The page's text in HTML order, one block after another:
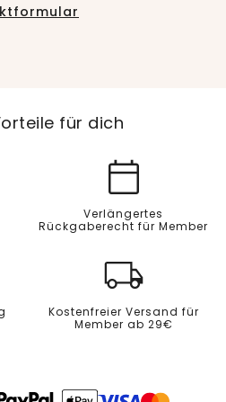
für dich
Verlängertes
Rückgaberecht für Member
Kostenfreier Versand für
Member ab 29€